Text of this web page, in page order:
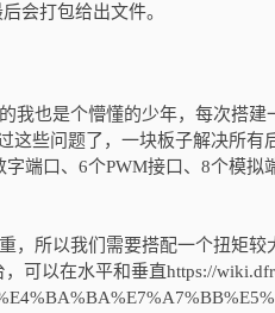
会打包给出文件。
也是个懵懂的少年，每次搭建
这些问题了，一块板子解决所有
端口、6个PWM接口、8个模
所以我们需要搭配一个扭矩较
可以在水平和垂直https://